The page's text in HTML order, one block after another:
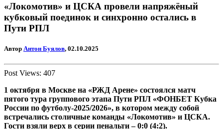
«Локомотив» и ЦСКА провели напряжёный
кубковый поединок и синхронно остались в
Пути РПЛ
Автор Антон Буялов, 02.10.2025
Post Views: 407
1 октября в Москве на «РЖД Арене» состоялся матч
пятого тура группового этапа Пути РПЛ «ФОНБЕТ Кубка
России по футболу-2025/2026», в котором между собой
встречались столичные команды «Локомотив» и ЦСКА.
Гости взяли верх в серии пенальти – 0:0 (4:2).